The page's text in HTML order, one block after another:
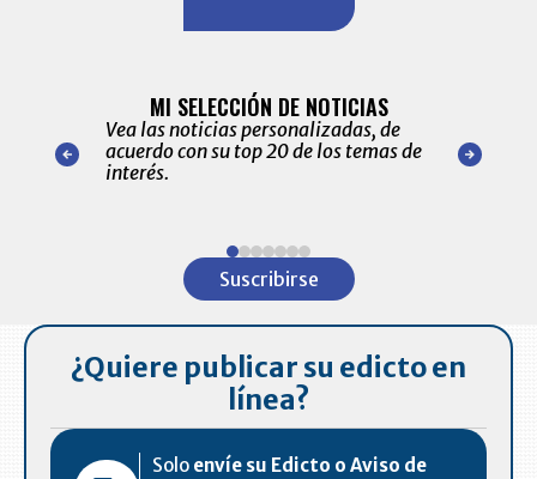
nuestro
para
MI SELECCIÓN DE NOTICIAS
Vea las noticias personalizadas, de
acuerdo con su top 20 de los temas de
interés.
de las
Suscribirse
¿Quiere publicar su edicto en
línea?
Solo envíe su Edicto o Aviso de